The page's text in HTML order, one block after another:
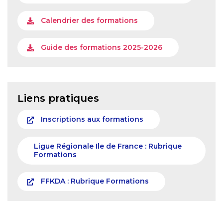
Calendrier des formations
Guide des formations 2025-2026
Liens pratiques
Inscriptions aux formations
Ligue Régionale Ile de France : Rubrique
Formations
FFKDA : Rubrique Formations